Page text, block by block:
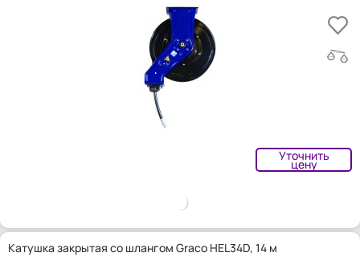
Уточнить
цену
Катушка закрытая со шлангом Graco HEL34D, 14 м